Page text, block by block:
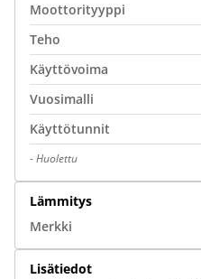
Moottorityyppi
Teho
Käyttövoima
Vuosimalli
Käyttötunnit
-Huolettu
Lämmitys
Merkki
Lisätiedot